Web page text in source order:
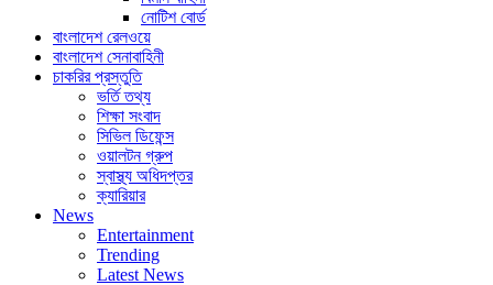
নোটিশ বোর্ড
বাংলাদেশ রেলওয়ে
বাংলাদেশ সেনাবাহিনী
চাকরির প্রস্তুতি
ভর্তি তথ্য
শিক্ষা সংবাদ
সিভিল ডিফেন্স
ওয়ালটন গ্রুপ
স্বাস্থ্য অধিদপ্তর
ক্যারিয়ার
News
Entertainment
Trending
Latest News